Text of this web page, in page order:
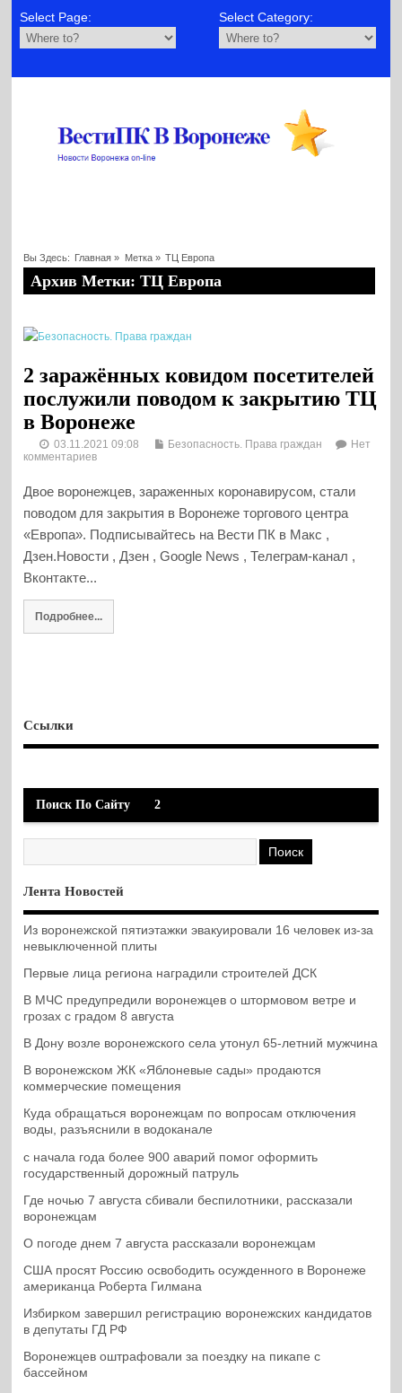
Select Page: Select Category:
Вы Здесь: Главная » Метка » ТЦ Европа
Архив Метки: ТЦ Европа
2 заражённых ковидом посетителей
послужили поводом к закрытию ТЦ
в Воронеже
03.11.2021 09:08 Безопасность. Права граждан
Нет
комментариев
Двое воронежцев, зараженных коронавирусом, стали
поводом для закрытия в Воронеже торгового центра
«Европа». Подписывайтесь на Вести ПК в Макс ,
Дзен.Новости , Дзен , Google News , Телеграм-канал ,
Вконтакте...
Подробнее...
Ссылки
Поиск По Сайту 2
Лента Новостей
Из воронежской пятиэтажки эвакуировали 16 человек из-за
невыключенной плиты
Первые лица региона наградили строителей ДСК
В МЧС предупредили воронежцев о штормовом ветре и
грозах с градом 8 августа
В Дону возле воронежского села утонул 65-летний мужчина
В воронежском ЖК «Яблоневые сады» продаются
коммерческие помещения
Куда обращаться воронежцам по вопросам отключения
воды, разъяснили в водоканале
с начала года более 900 аварий помог оформить
государственный дорожный патруль
Где ночью 7 августа сбивали беспилотники, рассказали
воронежцам
О погоде днем 7 августа рассказали воронежцам
США просят Россию освободить осужденного в Воронеже
американца Роберта Гилмана
Избирком завершил регистрацию воронежских кандидатов
в депутаты ГД РФ
Воронежцев оштрафовали за поездку на пикапе с
бассейном